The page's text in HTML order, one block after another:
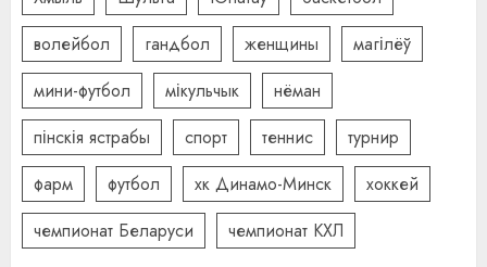
волейбол
гандбол женщины
магілёў
мини-футбол
мікульчык
нёман
пінскія ястрабы
спорт теннис
турнир
фарм
футбол хк Динамо-Минск
хоккей
чемпионат Беларуси
чемпионат КХЛ